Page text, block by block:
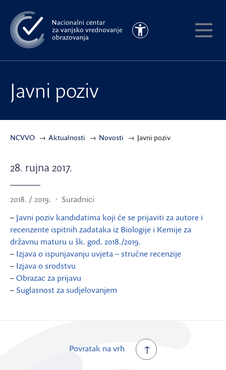
na
glavni
sadržaj
Pristupačnost
Javni poziv
NCVVO Aktualnosti Novosti Javni poziv
28. rujna 2017.
2018. / 2019.
Suradnici
– Javni poziv kandidatima koji će se prijaviti za autore i
recenzente ispitnih zadataka iz Biologije i Kemije za
državnu maturu u šk. god. 2018./2019.
– Izjava o ispunjavanju uvjeta – stručne recenzije
– Izjava o srodstvu
–Obrazac za prijavu
–Suglasnost za sudjelovanjem
Povratak na vrh